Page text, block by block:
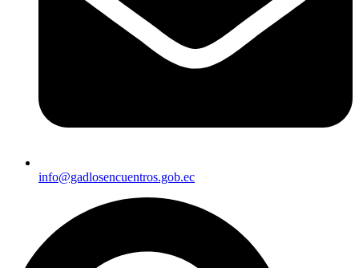
info@gadlosencuentros.gob.ec